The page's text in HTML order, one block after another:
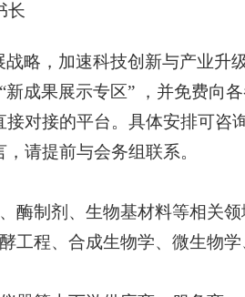
长
略，加速科技创新与产业升
新成果展示专区” ，并免费向
对接的平台。具体安排可咨
请提前与会务组联系。
酶制剂、生物基材料等相关
工程、合成生物学、微生物